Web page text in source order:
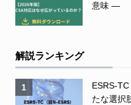
意味 ―
解説ランキング
1
ESRS-
たな選択